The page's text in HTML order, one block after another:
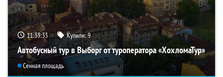
11:33:31 Купили:9
Автобусный тур в Выборг от туроператора «ХохломаТур»
Сенная площадь